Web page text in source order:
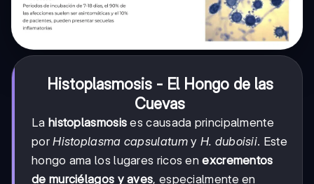
Histoplasmosis - El Hongo de las
Cuevas
La histoplasmosis es causada principalmente
porHistoplasma capsulatumy H. duboisii. Este
hongo ama los lugares ricos enexcrementos
de murciélagos y aves, especialmente en